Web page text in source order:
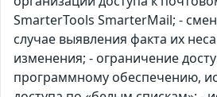
SmarterTools SmarterMail; -
случае выявления факта их
изменения; - ограничение
программному обеспечению,